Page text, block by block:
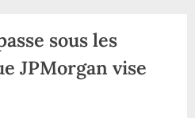
sous les
JPMorgan vise